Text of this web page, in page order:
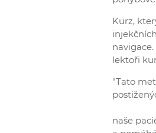
Kurz,
lektoři
"Tato
naše